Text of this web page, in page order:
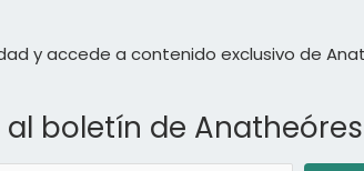
y accede a contenido exclusivo de
boletín de